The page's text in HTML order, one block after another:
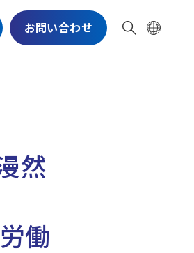
お問い合わせ
然
働